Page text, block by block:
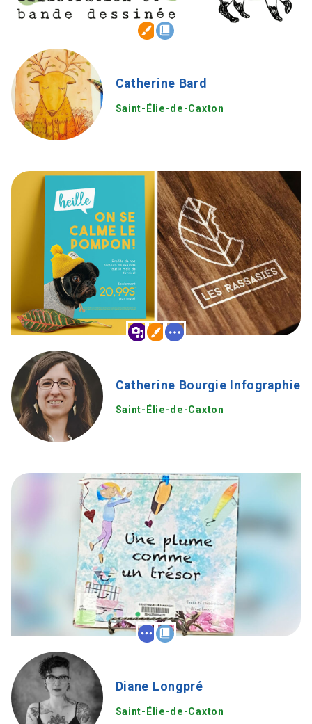
Catherine Bard
Saint-Élie-de-Caxton
Catherine Bourgie Infographie
Saint-Élie-de-Caxton
Diane Longpré
Saint-Élie-de-Caxton